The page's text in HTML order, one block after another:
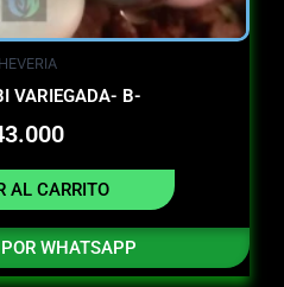
VARIEGADA- B-
AL CARRITO
WHATSAPP